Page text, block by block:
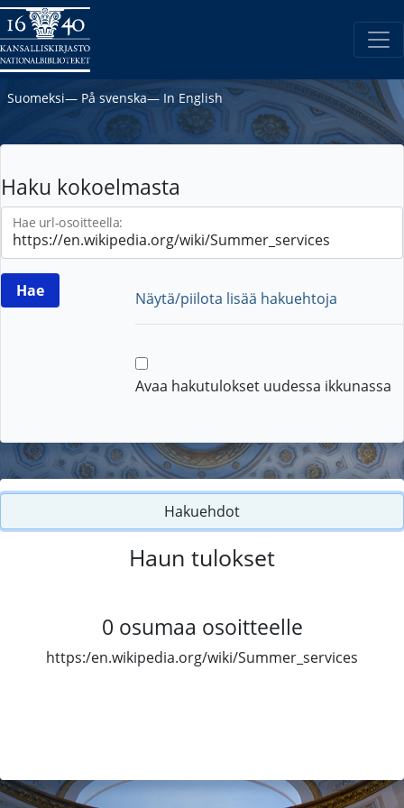
Suomeksi― På svenska― In English
Haku kokoelmasta
Hae url-osoitteella:
Näytä/piilota lisää hakuehtoja
Avaa hakutulokset uudessa ikkunassa
Hakuehdot
Haun tulokset
0 osumaa osoitteelle
https:/en.wikipedia.org/wiki/Summer_services